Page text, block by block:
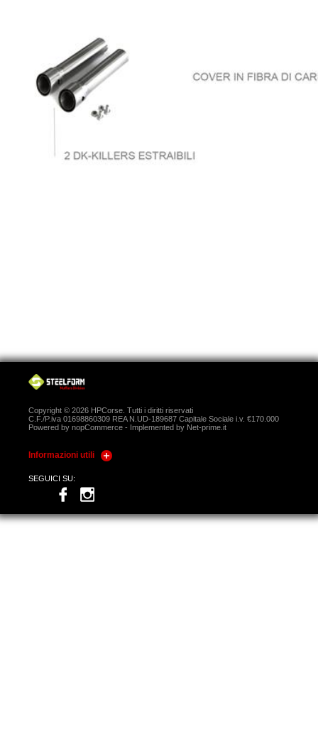
Copyright © 2026 HPCorse. Tutti i diritti riservati
C.F./P.iva 01698860309 REA N.UD-189687 Capitale Sociale i.v. €170.000
Powered by nopCommerce - Implemented by Net-prime.it
Informazioni utili
SEGUICI SU: